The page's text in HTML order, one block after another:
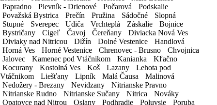
Papradno
Plevník - Drienové Počarová
Podskalie
Považská Bystrica
Prečín Pružina Sádočné
Slopná
Stupné
Sverepec Udiča Vrchteplá Záskalie
Bojnice
Bystričany
Cigeľ Čavoj Čereňany
Diviacka Nová Ves
Diviaky nad Nitricou
Dlžín Dolné Vestenice
Handlová
Horná Ves
Horné Vestenice Chrenovec - Brusno
Chvojnica
Jalovec
Kamenec pod Vtáčnikom Kanianka
Kľačno
Kocurany
Kostolná Ves Koš Lazany
Lehota pod
Vtáčnikom
Liešťany Lipník Malá Čausa
Malinová
Nedožery - Brezany
Nevidzany
Nitrianske Pravno
Nitrianske Rudno
Nitrianske Sučany Nitrica
Nováky
Opatovce nad Nitrou
Oslany Podhradie Poluvsie
Poruba
Papradno
Plevník - Drienové Počarová
Podskalie
Považská Bystrica
Prečín Pružina Sádočné
Slopná
Stupné
Sverepec Udiča Vrchteplá Záskalie
Bojnice
Bystričany
Cigeľ Čavoj Čereňany
Diviacka Nová Ves
Diviaky nad Nitricou
Dlžín Dolné Vestenice
Handlová
Horná Ves
Horné Vestenice Chrenovec - Brusno
Chvojnica
Jalovec
Kamenec pod Vtáčnikom Kanianka
Kľačno
Kocurany
Kostolná Ves Koš Lazany
Lehota pod
Vtáčnikom
Liešťany Lipník Malá Čausa
Malinová
Nedožery - Brezany
Nevidzany
Nitrianske Pravno
Nitrianske Rudno
Nitrianske Sučany Nitrica
Nováky
Opatovce nad Nitrou
Oslany Podhradie Poluvsie
Poruba
Havaríjne a zákonné poistenie Zadarmo
Asistenčné služby v rámci EÚ Zadarmo
Nad 1 mesiac prenájmu čistenie vozidla
Zadarmo
Detská autosedačka 5€ / deň
Navigácia 3€ / deň
Detský podsedák 3€ / deň
Svadobné ŠPZ 3€ / deň